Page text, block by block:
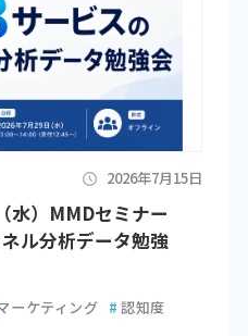
2026年7月15日
）MMDセミナー
ル分析データ勉強
ーケティング # 認知度